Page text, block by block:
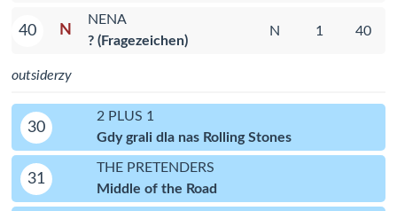
40 N
NENA
? (Fragezeichen)
N 1 40
outsiderzy
30
2 PLUS 1
Gdy grali dla nas Rolling Stones
31
THE PRETENDERS
Middle of the Road